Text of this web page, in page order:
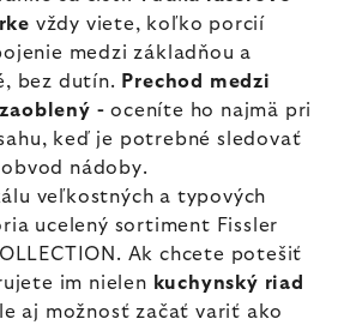
vždy viete, koľko porcií
medzi základňou a
bez dutín. Prechod medzi
-oceníte ho najmä pri
keď je potrebné sledovať
nádoby.
veľkostných a typových
ucelený sortiment Fissler
Ak chcete potešiť
im nielen kuchynský riad
aj možnosť začať variť ako